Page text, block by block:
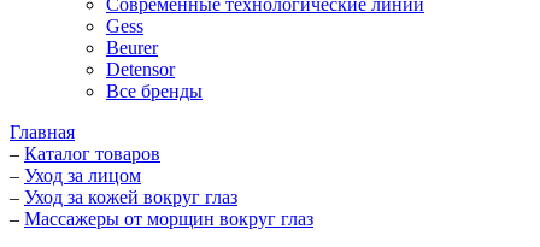
Современные технологические линии
Gess
Beurer
Detensor
Все бренды
Главная
– Каталог товаров
– Уход за лицом
– Уход за кожей вокруг глаз
– Массажеры от морщин вокруг глаз